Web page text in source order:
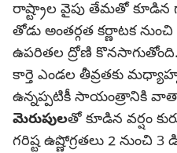
రాష్ట్రాల వైపు తేమతో కూడిన
తోడు అంతర్గత కర్ణాటకనుంచి
ఉపరితల ద్రోణి
కార్తె ఎండల తీవ్రతకు
ఉన్నప్పటికీ సాయంత్రానికి
మెరుపులతో కూడిన వర్షం
గరిష్ట ఉష్ణోగ్రతలు 2 నుంచి 3